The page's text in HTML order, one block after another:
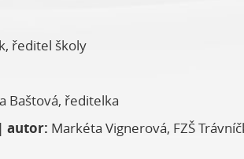
ředitel školy
Baštová, ředitelka
| autor: Markéta Vignerová, FZŠ